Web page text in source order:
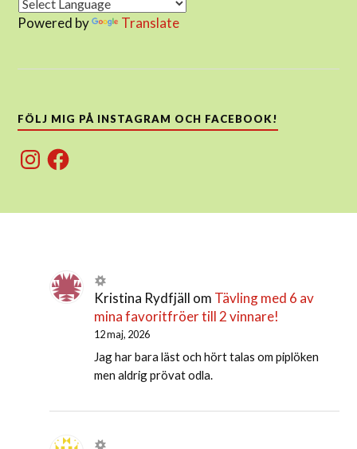
Powered by Translate
FÖLJ MIG PÅ INSTAGRAM OCH FACEBOOK!
InstagramFacebook
Kristina Rydfjäll om Tävling med 6 av
mina favoritfröer till 2 vinnare!
12 maj, 2026
Jag har bara läst och hört talas om piplöken
men aldrig prövat odla.